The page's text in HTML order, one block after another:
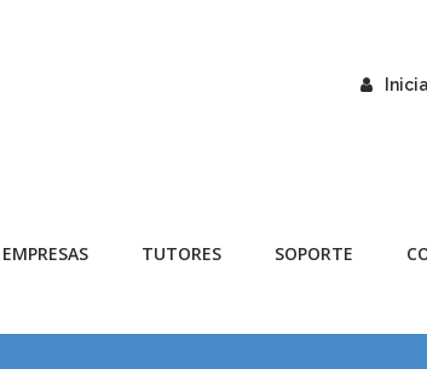
EMPRESAS TUTORES SOPORTE